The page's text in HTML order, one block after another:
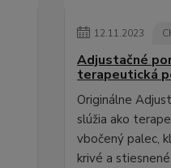
12.11.2023
Adjustačné
terapeutická
Originálne
slúžia ako
vbočený palec,
krivé a